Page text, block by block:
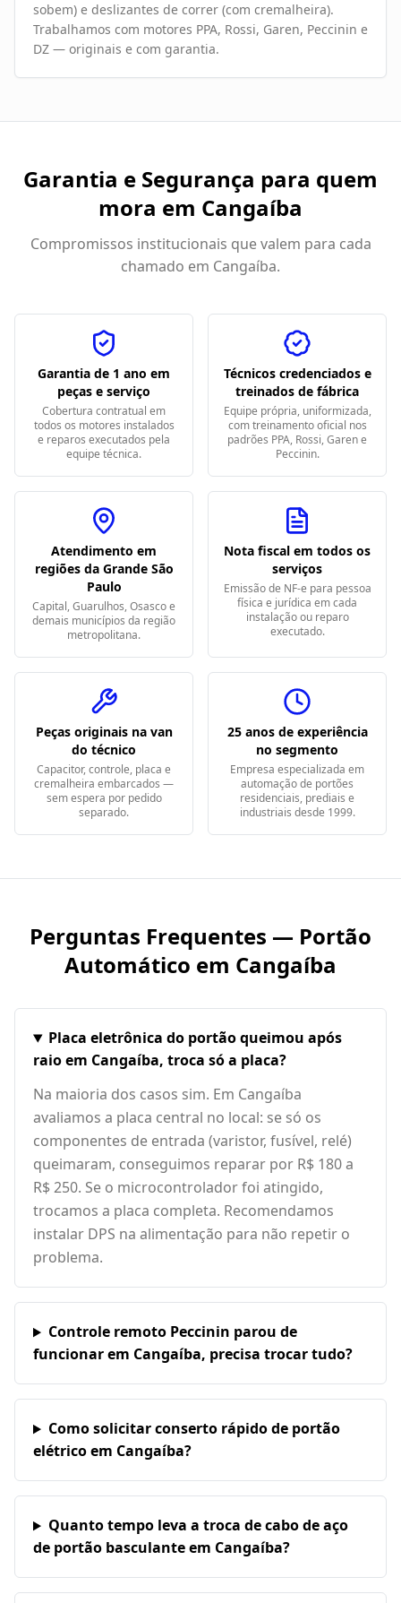
sobem) e deslizantes de correr (com cremalheira).
Trabalhamos com motores PPA, Rossi, Garen, Peccinin e
DZ — originais e com garantia.
Garantia e Segurança para quem
mora em Cangaíba
Compromissos institucionais que valem para cada
chamado em Cangaíba.
Garantia de 1 ano em
peças e serviço
Cobertura contratual em
todos os motores instalados
e reparos executados pela
equipe técnica.
Técnicos credenciados e
treinados de fábrica
Equipe própria, uniformizada,
com treinamento oficial nos
padrões PPA, Rossi, Garen e
Peccinin.
Atendimento em
regiões da Grande São
Paulo
Capital, Guarulhos, Osasco e
demais municípios da região
metropolitana.
Nota fiscal em todos os
serviços
Emissão de NF-e para pessoa
física e jurídica em cada
instalação ou reparo
executado.
Peças originais na van
do técnico
Capacitor, controle, placa e
cremalheira embarcados —
sem espera por pedido
separado.
25 anos de experiência
no segmento
Empresa especializada em
automação de portões
residenciais, prediais e
industriais desde 1999.
Perguntas Frequentes — Portão
Automático em Cangaíba
Placa eletrônica do portão queimou após
raio em Cangaíba, troca só a placa?
Na maioria dos casos sim. Em Cangaíba
avaliamos a placa central no local: se só os
componentes de entrada (varistor, fusível, relé)
queimaram, conseguimos reparar por R$ 180 a
R$ 250. Se o microcontrolador foi atingido,
trocamos a placa completa. Recomendamos
instalar DPS na alimentação para não repetir o
problema.
Controle remoto Peccinin parou de
funcionar em Cangaíba, precisa trocar tudo?
Como solicitar conserto rápido de portão
elétrico em Cangaíba?
Quanto tempo leva a troca de cabo de aço
de portão basculante em Cangaíba?